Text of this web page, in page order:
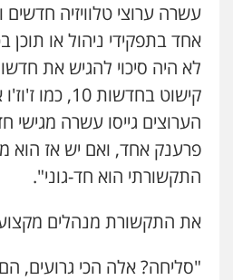
עשרה ערוצי טלוויזיה
אחד בתפקידי ניהול או תוכן
קישוט בחדשות
הערוצים גייסו עשרה מגישי
פרענק אחד, ואם יש אז הוא
התקשורתי הוא חד-גוני".
את התקשורת מנהלים
"סליחה? אלה הכי גרועים,